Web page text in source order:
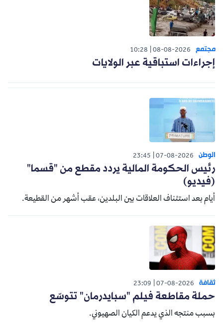
مجتمع 08-08-2026
10:28
إجراءات استباقية عبر الولايات
الوطن 07-08-2026
23:45
رئيس الحكومة المالية يردد مقطع من "قسما"
(فيديو)
أيام بعد استئناف العلاقات بين البلدين، عقب أشهر من القطيعة.
ثقافة 07-08-2026
23:09
حملة مقاطعة فيلم "سبايدرمان" تتوسّع
بسبب منتجه الذي يدعم الكيان الصهيوني.